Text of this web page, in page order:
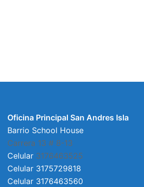
Oficina Principal San Andres Isla
Barrio School House
Carrera 13 # 8-13
Celular 3176463525
Celular 3175729818
Celular 3176463560